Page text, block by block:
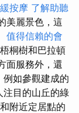
按摩 了解助聽
美麗景色，這
值得信賴的會
桐樹和巴拉頓
面服務外，還
如參觀建成的
注目的山丘的綠
附近定居點的